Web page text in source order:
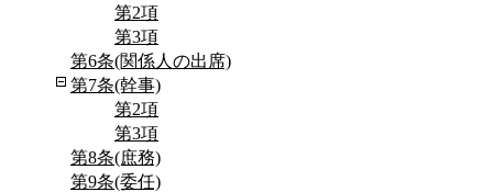
第2項
第3項
第6条(関係人の出席)
第7条(幹事)
第2項
第3項
第8条(庶務)
第9条(委任)